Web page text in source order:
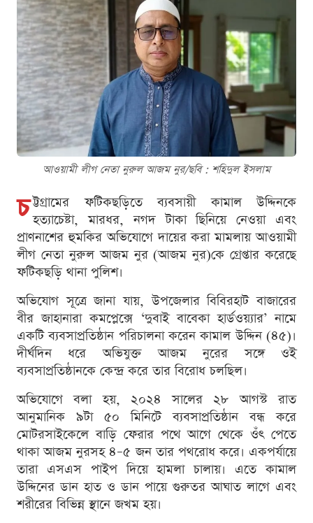
আওয়ামী লীগ নেতা নুরুল আজম নুর/ছবি : শ‌হিদুল ইসলাম
চ ট্টগ্রামের ফটিকছড়িতে ব্যবসায়ী কামাল উদ্দিনকে
হত্যাচেষ্টা, মারধর, নগদ টাকা ছিনিয়ে নেওয়া এবং
প্রাণনাশের হুমকির অভিযোগে দায়ের করা মামলায় আওয়ামী
লীগ নেতা নুরুল আজম নুর (আজম নুর)কে গ্রেপ্তার করেছে
ফটিকছড়ি থানা পুলিশ।
অভিযোগ সূত্রে জানা যায়, উপজেলার বিবিরহাট বাজারের
বীর জাহানারা কমপ্লেক্সে ‘দুবাই বাবেকা হার্ডওয়্যার’ নামে
একটি ব্যবসাপ্রতিষ্ঠান পরিচালনা করেন কামাল উদ্দিন (৪৫)।
দীর্ঘদিন ধরে অভিযুক্ত আজম নুরের সঙ্গে ওই
ব্যবসাপ্রতিষ্ঠানকে কেন্দ্র করে তার বিরোধ চলছিল।
অভিযোগে বলা হয়, ২০২৪ সালের ২৮ আগস্ট রাত
আনুমানিক ৯টা ৫০ মিনিটে ব্যবসাপ্রতিষ্ঠান বন্ধ করে
মোটরসাইকেলে বাড়ি ফেরার পথে আগে থেকে ওঁৎ পেতে
থাকা আজম নুরসহ ৪–৫ জন তার পথরোধ করে। একপর্যায়ে
তারা এসএস পাইপ দিয়ে হামলা চালায়। এতে কামাল
উদ্দিনের ডান হাত ও ডান পায়ে গুরুতর আঘাত লাগে এবং
শরীরের বিভিন্ন স্থানে জখম হয়।